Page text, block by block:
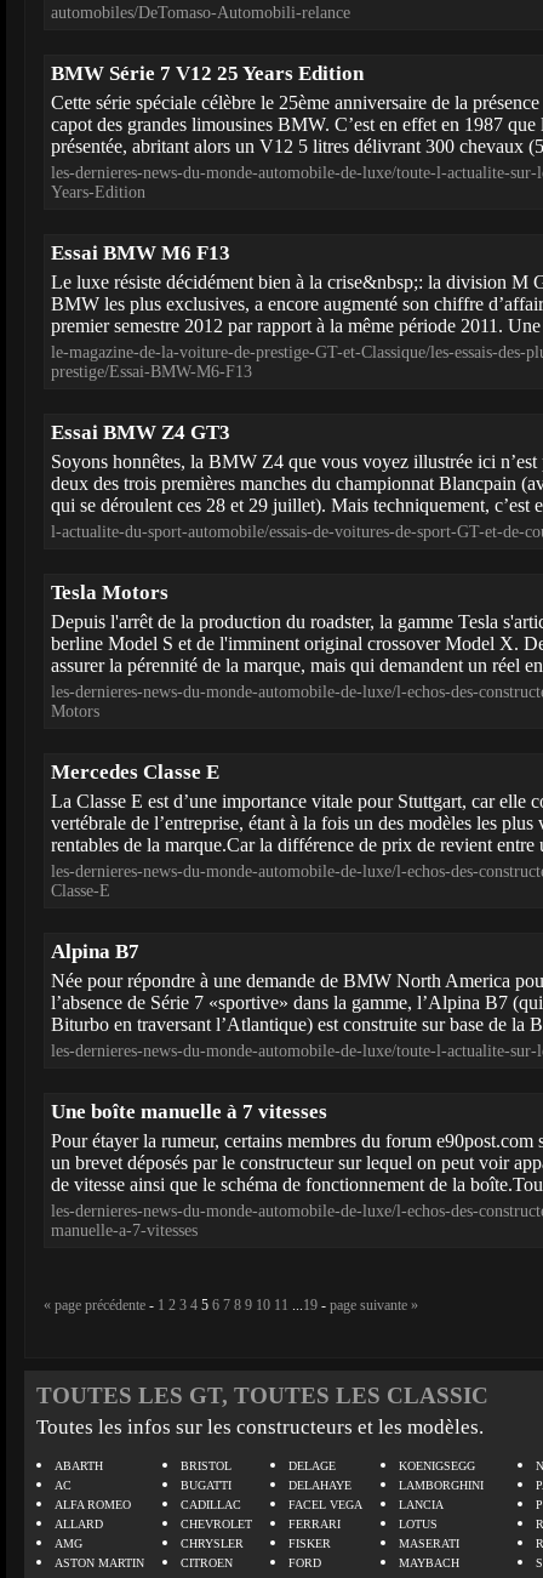
automobiles/DeTomaso-Automobili-relance
BMW Série 7 V12 25 Years Edition
Cette série spéciale célèbre le 25ème anniversaire de la
capot des grandes limousines BMW. C’est en effet en 1987 que
présentée, abritant alors un V12 5 litres délivrant 300 chevaux
les-dernieres-news-du-monde-automobile-de-luxe/toute-l-actualite-
Years-Edition
Essai BMW M6 F13
Le luxe résiste décidément bien à la crise&nbsp;: la division M
BMW les plus exclusives, a encore augmenté son chiffre
premier semestre 2012 par rapport à la même période 2011.
le-magazine-de-la-voiture-de-prestige-GT-et-Classique/les-essais-des-
prestige/Essai-BMW-M6-F13
Essai BMW Z4 GT3
Soyons honnêtes, la BMW Z4 que vous voyez illustrée ici n’est
deux des trois premières manches du championnat Blancpain
qui se déroulent ces 28 et 29 juillet). Mais techniquement, c’est
l-actualite-du-sport-automobile/essais-de-voitures-de-sport-GT-et-de-
Tesla Motors
Depuis l'arrêt de la production du roadster, la gamme Tesla
berline Model S et de l'imminent original crossover Model X.
assurer la pérennité de la marque, mais qui demandent un réel
les-dernieres-news-du-monde-automobile-de-luxe/l-echos-des-
Motors
Mercedes Classe E
La Classe E est d’une importance vitale pour Stuttgart, car elle
vertébrale de l’entreprise, étant à la fois un des modèles les plus
rentables de la marque.Car la différence de prix de revient entre
les-dernieres-news-du-monde-automobile-de-luxe/l-echos-des-
Classe-E
Alpina B7
Née pour répondre à une demande de BMW North America
l’absence de Série 7 «sportive» dans la gamme, l’Alpina B7
Biturbo en traversant l’Atlantique) est construite sur base de la
les-dernieres-news-du-monde-automobile-de-luxe/toute-l-actualite-
Une boîte manuelle à 7 vitesses
Pour étayer la rumeur, certains membres du forum e90post.com
un brevet déposés par le constructeur sur lequel on peut voir
de vitesse ainsi que le schéma de fonctionnement de la
les-dernieres-news-du-monde-automobile-de-luxe/l-echos-des-
manuelle-a-7-vitesses
« page précédente - 1 2 3 4 5 6 7 8 9 10 11 ...19 - page suivante »
TOUTES LES GT, TOUTES LES CLASSIC
Toutes les infos sur les constructeurs et les modèles.
ABARTH
AC
ALFA ROMEO
ALLARD
AMG
ASTON MARTIN
BRISTOL
BUGATTI
CADILLAC
CHEVROLET
CHRYSLER
CITROEN
DELAGE
DELAHAYE
FACEL VEGA
FERRARI
FISKER
FORD
KOENIGSEGG
LAMBORGHINI
LANCIA
LOTUS
MASERATI
MAYBACH